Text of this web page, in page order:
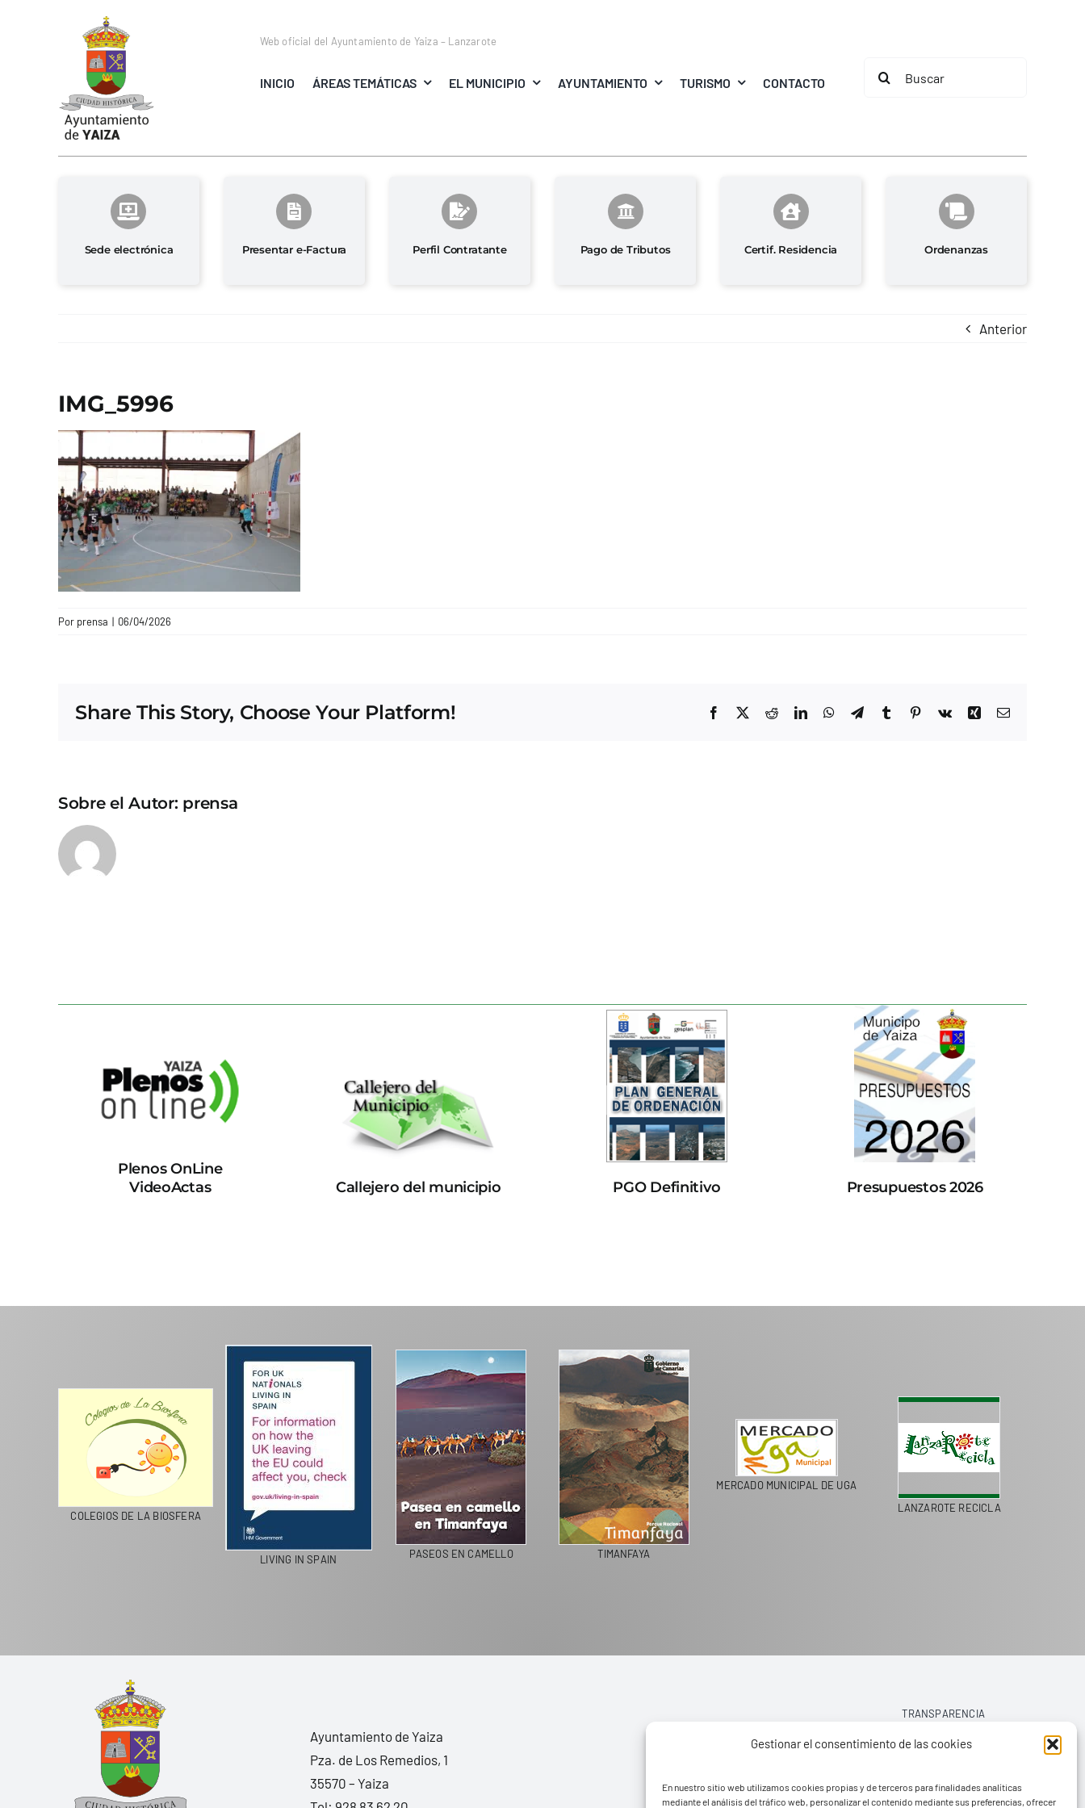
Gestionar el consentimiento de las cookies
En nuestro sitio web utilizamos cookies propias y de terceros para finalidades analíticas
mediante el análisis del tráfico web, personalizar el contenido mediante sus preferencias, ofrecer
Web oficial del Ayuntamiento de Yaiza – Lanzarote
INICIO ÁREAS TEMÁTICAS EL MUNICIPIO AYUNTAMIENTO TURISMO CONTACTO
Buscar:
Sede electrónica Presentar e-Factura Perfil Contratante Pago de Tributos Certif. Residencia Ordenanzas
Anterior
IMG_5996
Por prensa | 06/04/2026
Share This Story, Choose Your Platform! Facebook
X RedditLinkedInWhatsApp
TelegramTumblrPinterest
Vk Xing Correo
Sobre el Autor: prensa
Plenos OnLine
VideoActas
Callejero del municipio PGO Definitivo Presupuestos 2026
COLEGIOS DE LA BIOSFERA
LIVING IN SPAIN PASEOS EN CAMELLO TIMANFAYA
MERCADO MUNICIPAL DE UGA
LANZAROTE RECICLA
Ayuntamiento de Yaiza
Pza. de Los Remedios, 1
35570 – Yaiza
TRANSPARENCIA
AVISO LEGAL
POLÍTICA DE PRIVACIDAD